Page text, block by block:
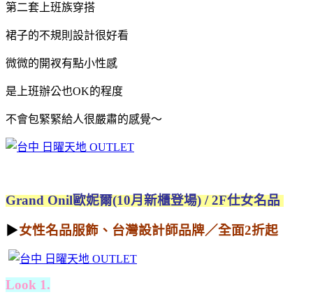
第二套上班族穿搭
裙子的不規則設計很好看
微微的開衩有點小性感
是上班辦公也OK的程度
不會包緊緊給人很嚴肅的感覺～
Grand Onil歐妮爾(10月新櫃登場) / 2F仕女名品
▶女性名品服飾、台灣設計師品牌／全面2折起
Look 1.